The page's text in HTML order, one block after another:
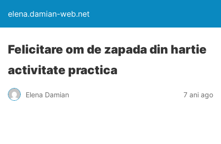
elena.damian-web.net
Felicitare om de zapada din hartie
activitate practica
Elena Damian 7 ani ago